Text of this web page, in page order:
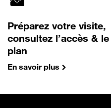
Préparez votre visite,
consultez l’accès & le
plan
En savoir plus